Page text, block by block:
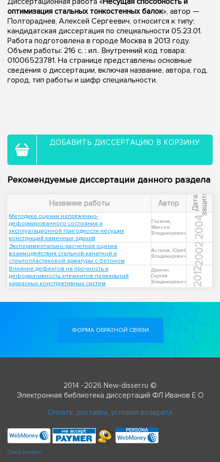
оптимизация стальных тонкостенных балок», автор —
Полтораднев, Алексей Сергеевич, относится к типу:
кандидатская диссертация по специальности 05.23.01.
Работа подготовлена в городе Москва в 2013 году.
Объем работы: 216 с. : ил.. Внутренний код товара:
01006523781. На странице представлены основные
сведения о диссертации, включая название, автора, год,
город, тип работы и шифр специальности.
ДОБАВИТЬ ДИССЕРТАЦИЮ В КОРЗИНУ
Рекомендуемые диссертации данного раздела
Название работы Автор Д
а
т
а
з
а
щ
и
т ы
Методика оценки напряженно-
деформированного состояния и
эксплуатационной пригодности несущих
конструкций каменных зданий
Глазков,
Максим
Владимирович
2004
Экспериментально-расчетная оценка
взаимодействия стальной канатной и
стеклопластиковой арматуры с бетоном
Астахов, Юрий
Владимирович
2002
Влияние дефектов на прочность и
деформативность элементов перекрытий
каркасных конструктивных систем
Дрокин,
Сергей
Владимирович
2012
ФОРМА ОБРАТНОЙ СВЯЗИ
2014 -2026 New-disser.ru ©
Электронная библиотека диссертаций ФЛ Иванов Е О
Оплата, доставка, условия возврата
Check passport